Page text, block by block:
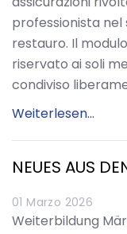
professionista
restauro. Il
riservato ai soli
condiviso
Weiterlesen...
NEUES AUS
01 Marzo 2026
Weiterbildung